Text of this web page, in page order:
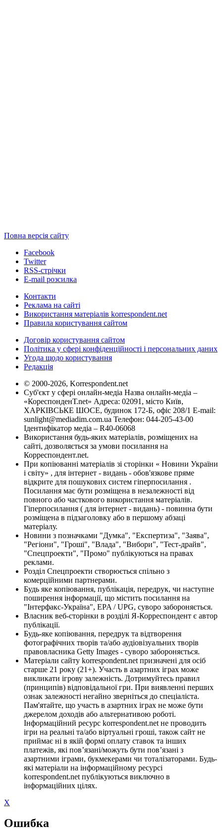
Повна версія сайту
Facebook
Twitter
RSS-стрічки
E-mail розсилка
Контакти
Реклама на сайті
Використання матеріалів korrespondent.net
Правила користування сайтом
Договір користування сайтом
Політика у сфері конфіденційності і персональних даних
Угода щодо користування
Редакція
© 2000-2026, Korrespondent.net
Суб'єкт у сфері онлайн-медіа Назва онлайн-медіа –
«КореспонденТ.net» Адреса: 02091, місто Київ,
ХАРКІВСЬКЕ ШОСЕ, будинок 172-Б, офіс 208/1 E-mail:
sunlight@mediadim.com.ua Телефон: 044-205-43-00
Ідентифікатор медіа – R40-06068
Використання будь-яких матеріалів, розміщених на
сайті, дозволяється за умови посилання на
Корреспондент.net.
При копіюванні матеріалів зі сторінки « Новини України
і світу» , для інтернет - видань - обов'язкове пряме
відкрите для пошукових систем гіперпосилання .
Посилання має бути розміщена в незалежності від
повного або часткового використання матеріалів.
Гіперпосилання ( для інтернет - видань) - повинна бути
розміщена в підзаголовку або в першому абзаці
матеріалу.
Новини з позначками "Думка", "Експертиза", "Заява",
"Регіони", "Гроші", "Влада", "Вибори", "Тест-драйв",
"Спецпроекти", "Промо" публікуються на правах
реклами.
Розділ Спецпроекти створюється спільно з
комерційними партнерами.
Будь яке копіювання, публікація, передрук, чи наступне
поширення інформації, що містить посилання на
"Інтерфакс-Україна", EPA / UPG, суворо забороняється.
Власник веб-сторінки в розділі Я-Корреспондент є автор
публікації.
Будь-яке копіювання, передрук та відтворення
фотографічних творів та/або аудіовізуальних творів
правовласника Getty Images - суворо забороняється.
Матеріали сайту korrespondent.net призначені для осіб
старше 21 року (21+). Участь в азартних іграх може
викликати ігрову залежність. Дотримуйтесь правил
(принципів) відповідальної гри. При виявленні перших
ознак залежності негайно зверніться до спеціаліста.
Пам'ятайте, що участь в азартних іграх не може бути
джерелом доходів або альтернативою роботі.
Інформаційний ресурс korrespondent.net не проводить
ігри на реальні та/або віртуальні гроші, також сайт не
приймає ні в якій формі оплату ставок та інших
платежів, які пов’язані/можуть бути пов’язані з
азартними іграми, букмекерами чи тоталізаторами. Будь-
які матеріали на інформаційному ресурсі
korrespondent.net публікуються виключно в
інформаційних цілях.
X
Ошибка